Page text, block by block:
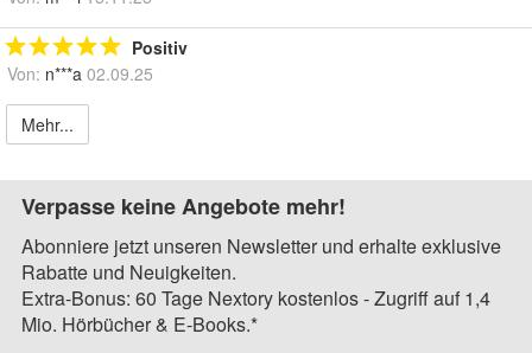
Positiv
Von: n***a 02.09.25
Mehr...
Verpasse keine Angebote mehr!
Abonniere jetzt unseren Newsletter und erhalte exklusive
Rabatte und Neuigkeiten.
Extra-Bonus: 60 Tage Nextory kostenlos - Zugriff auf 1,4
Mio. Hörbücher & E-Books.*